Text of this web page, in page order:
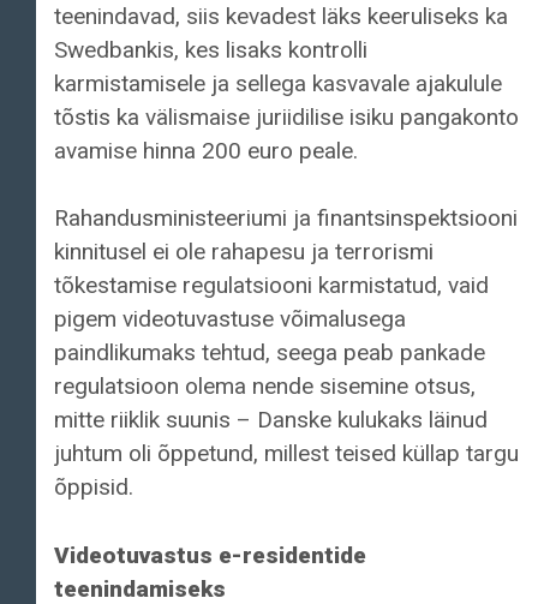
teenindavad, siis kevadest läks keeruliseks ka
Swedbankis, kes lisaks kontrolli
karmistamisele ja sellega kasvavale ajakulule
tõstis ka välismaise juriidilise isiku pangakonto
avamise hinna 200 euro peale.
Rahandusministeeriumi ja finantsinspektsiooni
kinnitusel ei ole rahapesu ja terrorismi
tõkestamise regulatsiooni karmistatud, vaid
pigem videotuvastuse võimalusega
paindlikumaks tehtud, seega peab pankade
regulatsioon olema nende sisemine otsus,
mitte riiklik suunis – Danske kulukaks läinud
juhtum oli õppetund, millest teised küllap targu
õppisid.
Videotuvastus e-residentide
teenindamiseks